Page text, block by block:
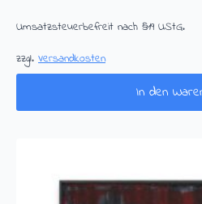
Umsatzsteuerbefreit nach §19 UStG.
zzgl. Versandkosten
In den